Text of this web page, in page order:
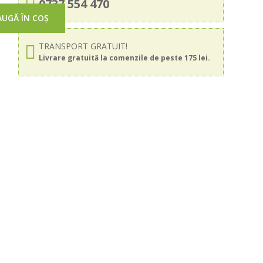
0737 554 470
TRANSPORT GRATUIT!
Livrare gratuită la comenzile de peste 175 lei.
ÎN COȘ